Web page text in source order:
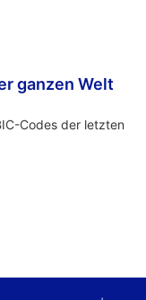
ganzen Welt
Codes der letzten